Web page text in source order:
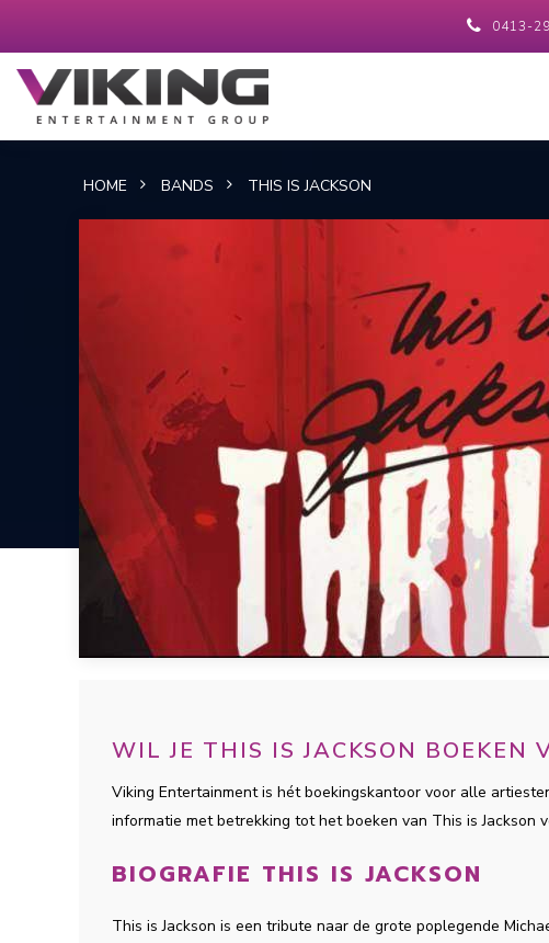
0413-
HOME BANDS THIS IS JACKSON
WIL JE THIS IS JACKSON BOEKEN
Viking Entertainment is hét boekingskantoor voor alle
informatie met betrekking tot het boeken van This is Jackson
BIOGRAFIE THIS IS JACKSON
This is Jackson is een tribute naar de grote poplegende